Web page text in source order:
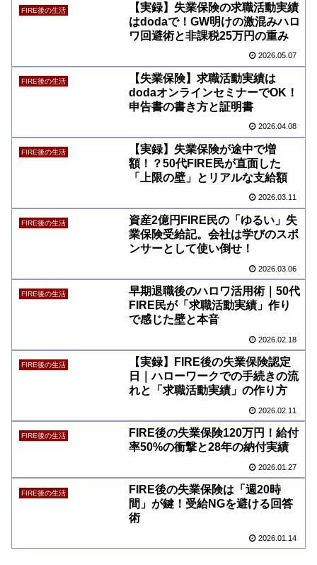
FIRE後の生活
【実録】失業保険の求職活動実績
はdodaで！GW明けの激混みハロ
ワ回避術と非課税25万円の重み
2026.05.07
FIRE後の生活
【失業保険】求職活動実績は
dodaオンラインセミナーでOK！
申告書の書き方と証明書
2026.04.08
FIRE後の生活
【実録】失業保険が途中で増
額！？50代FIRE民が直面した
「上限の壁」とリアルな支給額
2026.03.11
FIRE後の生活
資産2億円FIRE民の「ゆるい」失
業保険受給記。会社は学びのスポ
ンサーとして使い倒せ！
2026.03.06
FIRE後の生活
早期退職後のハロワ活用術｜50代
FIRE民が「求職活動実績」作り
で感じた壁と本音
2026.02.18
FIRE後の生活
【実録】FIRE後の失業保険認定
日｜ハローワークでの手続きの流
れと「求職活動実績」の作り方
2026.02.11
FIRE後の生活
FIRE後の失業保険120万円！給付
率50%の衝撃と28年の納付実績
2026.01.27
FIRE後の生活
FIRE後の失業保険は「週20時
間」が鍵！受給NGを避ける回答
術
2026.01.14